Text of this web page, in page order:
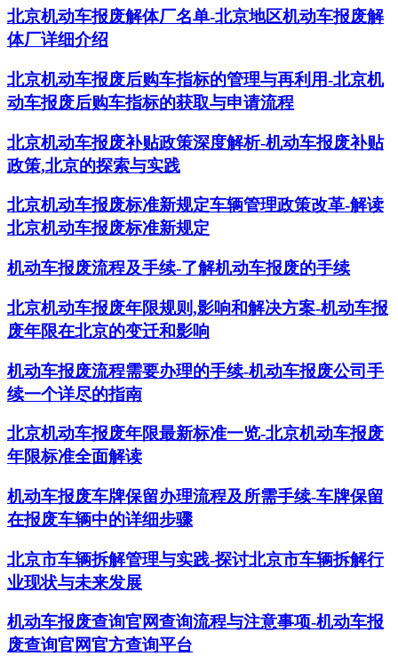
北京机动车报废解体厂名单-北京地区机动车报废解
体厂详细介绍
北京机动车报废后购车指标的管理与再利用-北京机
动车报废后购车指标的获取与申请流程
北京机动车报废补贴政策深度解析-机动车报废补贴
政策,北京的探索与实践
北京机动车报废标准新规定车辆管理政策改革-解读
北京机动车报废标准新规定
机动车报废流程及手续-了解机动车报废的手续
北京机动车报废年限规则,影响和解决方案-机动车报
废年限在北京的变迁和影响
机动车报废流程需要办理的手续-机动车报废公司手
续一个详尽的指南
北京机动车报废年限最新标准一览-北京机动车报废
年限标准全面解读
机动车报废车牌保留办理流程及所需手续-车牌保留
在报废车辆中的详细步骤
北京市车辆拆解管理与实践-探讨北京市车辆拆解行
业现状与未来发展
机动车报废查询官网查询流程与注意事项-机动车报
废查询官网官方查询平台